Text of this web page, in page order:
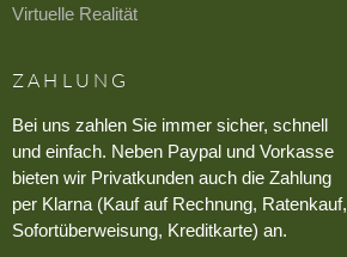
Virtuelle Realität
ZAHLUNG
Bei uns zahlen Sie immer sicher, schnell
und einfach. Neben Paypal und Vorkasse
bieten wir Privatkunden auch die Zahlung
per Klarna (Kauf auf Rechnung, Ratenkauf,
Sofortüberweisung, Kreditkarte) an.